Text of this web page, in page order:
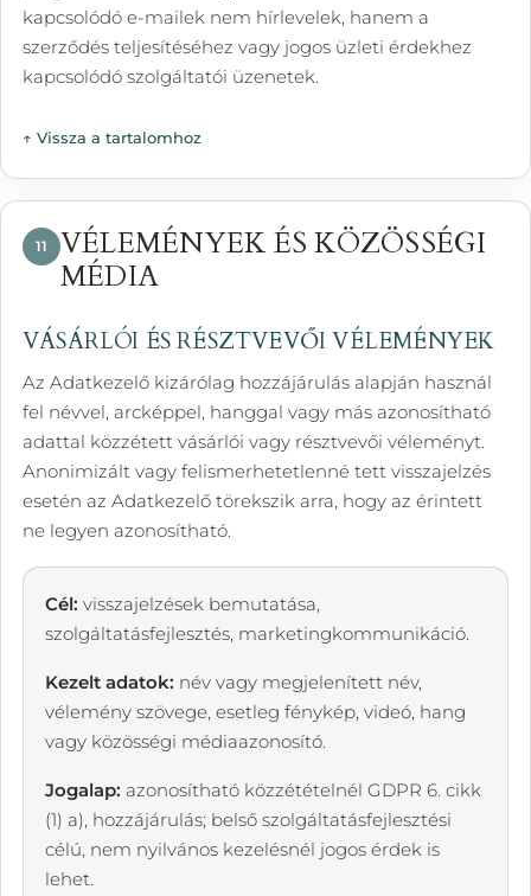
kapcsolódó e-mailek nem hírlevelek, hanem a
szerződés teljesítéséhez vagy jogos üzleti érdekhez
kapcsolódó szolgáltatói üzenetek.
↑ Vissza a tartalomhoz
11
VÉLEMÉNYEK ÉS KÖZÖSSÉGI
MÉDIA
VÁSÁRLÓI ÉS RÉSZTVEVŐI VÉLEMÉNYEK
Az Adatkezelő kizárólag hozzájárulás alapján használ
fel névvel, arcképpel, hanggal vagy más azonosítható
adattal közzétett vásárlói vagy résztvevői véleményt.
Anonimizált vagy felismerhetetlenné tett visszajelzés
esetén az Adatkezelő törekszik arra, hogy az érintett
ne legyen azonosítható.
Cél: visszajelzések bemutatása,
szolgáltatásfejlesztés, marketingkommunikáció.
Kezelt adatok: név vagy megjelenített név,
vélemény szövege, esetleg fénykép, videó, hang
vagy közösségi médiaazonosító.
Jogalap: azonosítható közzétételnél GDPR 6. cikk
(1) a), hozzájárulás; belső szolgáltatásfejlesztési
célú, nem nyilvános kezelésnél jogos érdek is
lehet.